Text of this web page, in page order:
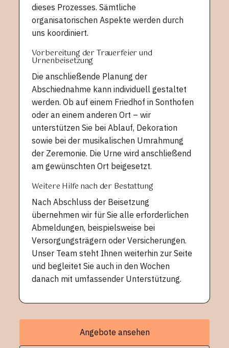
dieses Prozesses. Sämtliche
organisatorischen Aspekte werden durch
uns koordiniert.
Vorbereitung der Trauerfeier und
Urnenbeisetzung
Die anschließende Planung der
Abschiednahme kann individuell gestaltet
werden. Ob auf einem Friedhof in Sonthofen
oder an einem anderen Ort – wir
unterstützen Sie bei Ablauf, Dekoration
sowie bei der musikalischen Umrahmung
der Zeremonie. Die Urne wird anschließend
am gewünschten Ort beigesetzt.
Weitere Hilfe nach der Bestattung
Nach Abschluss der Beisetzung
übernehmen wir für Sie alle erforderlichen
Abmeldungen, beispielsweise bei
Versorgungsträgern oder Versicherungen.
Unser Team steht Ihnen weiterhin zur Seite
und begleitet Sie auch in den Wochen
danach mit umfassender Unterstützung.
Angebote ansehen